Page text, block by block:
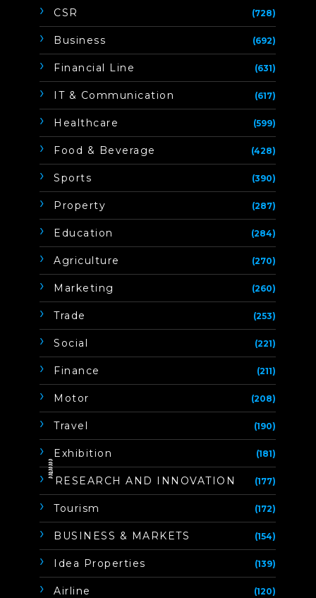
CSR (728)
Business (692)
Financial Line (631)
IT & Communication (617)
Healthcare (599)
Food & Beverage (428)
Sports (390)
Property (287)
Education (284)
Agriculture (270)
Marketing (260)
Trade (253)
Social (221)
Finance (211)
Motor (208)
Travel (190)
Exhibition (181)
ิิีิิิิิRESEARCH AND INNOVATION (177)
Tourism (172)
BUSINESS & MARKETS (154)
Idea Properties (139)
Airline (120)